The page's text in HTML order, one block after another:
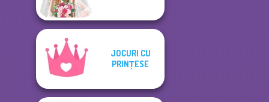
JOCURI CU
PRINȚESE